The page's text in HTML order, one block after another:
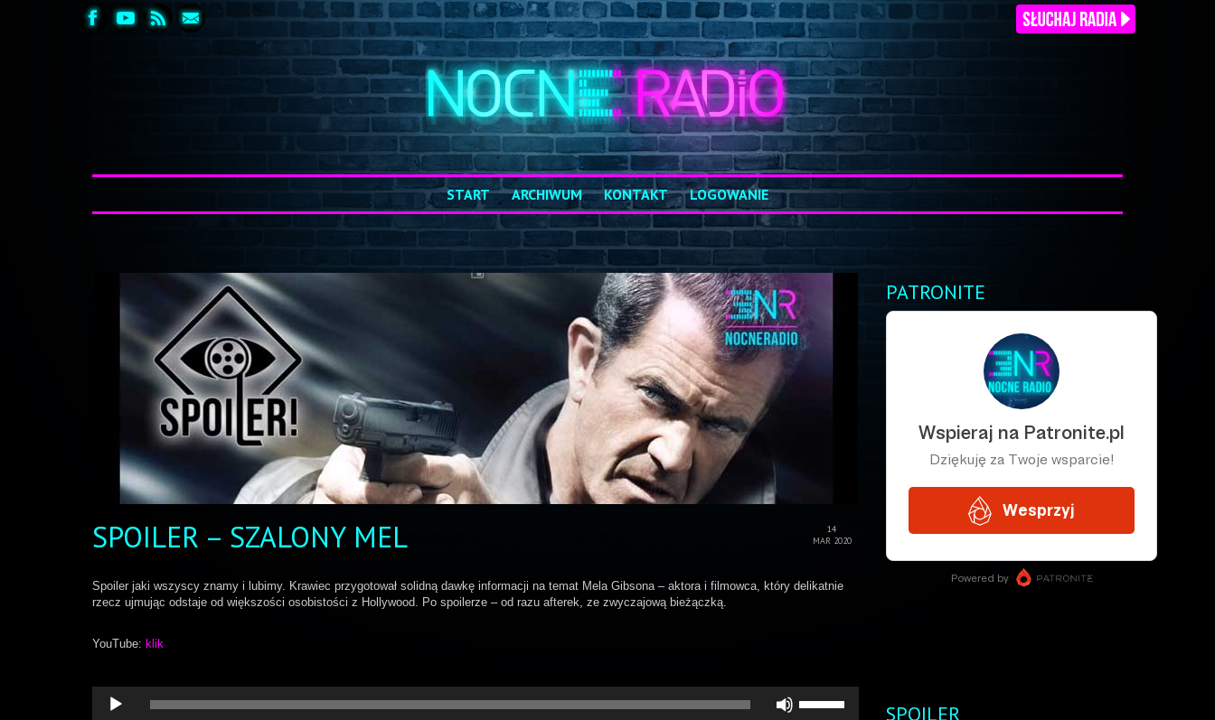
START ARCHIWUM KONTAKT LOGOWANIE
14
MAR 2020
SPOILER – SZALONY MEL
Spoiler jaki wszyscy znamy i lubimy. Krawiec przygotował solidną dawkę informacji na temat Mela Gibsona – aktora i filmowca, który delikatnie
rzecz ujmując odstaje od większości osobistości z Hollywood. Po spoilerze – od razu afterek, ze zwyczajową bieżączką.
YouTube: klik
Odtwarzacz
plików
strzałek
PATRONITE
SPOILER